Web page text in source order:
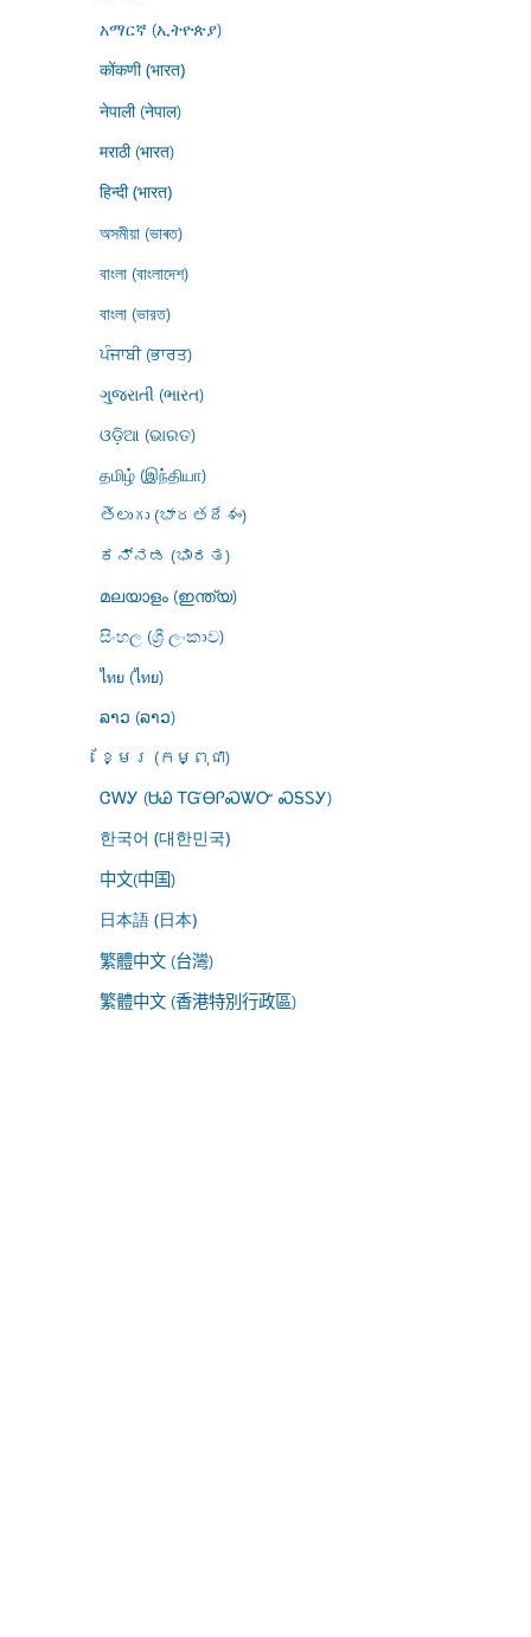
አማርኛ (ኢትዮጵያ)
कोंकणी (भारत)
नेपाली (नेपाल)
मराठी (भारत)
हिन्दी (भारत)
অসমীয়া (ভাৰত)
বাংলা (বাংলাদেশ)
বাংলা (ভারত)
ਪੰਜਾਬੀ (ਭਾਰਤ)
ગુજરાતી (ભારત)
ଓଡ଼ିଆ (ଭାରତ)
தமிழ் (இந்தியா)
తెలుగు (భారతదేశం)
ಕನ್ನಡ (ಭಾರತ)
മലയാളം (ഇന്ത്യ)
සිංහල (ශ්‍රී ලංකාව)
ไทย (ไทย)
ລາວ (ລາວ)
ខ្មែរ (កម្ពុជា)
ᏣᎳᎩ (ᏌᏊ ᎢᏳᎾᎵᏍᏔᏅ ᏍᎦᏚᎩ)
한국어 (대한민국)
中文(中国)
日本語 (日本)
繁體中文 (台灣)
繁體中文 (香港特別行政區)